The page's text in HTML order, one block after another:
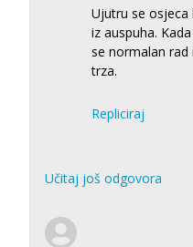
Ujutru se osjeca
iz auspuha.
se normalan
trza.
Repliciraj
Učitaj još odgovora